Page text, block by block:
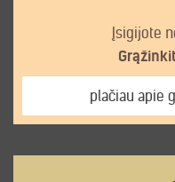
Įsigijote
plačiau apie